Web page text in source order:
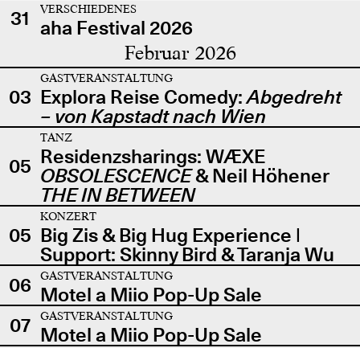
31
VERSCHIEDENES
aha Festival 2026
Februar 2026
03
GASTVERANSTALTUNG
Explora Reise Comedy:Abgedreht
– von Kapstadt nach Wien
05
TANZ
Residenzsharings: WÆXE
OBSOLESCENCE& Neil Höhener
THE IN BETWEEN
05
KONZERT
Big Zis & Big Hug Experience |
Support: Skinny Bird & Taranja Wu
06
GASTVERANSTALTUNG
Motel a Miio Pop-Up Sale
07
GASTVERANSTALTUNG
Motel a Miio Pop-Up Sale